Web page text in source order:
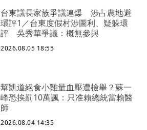
台東議長家族爭議連爆 涉占農地避
環評1／台東度假村涉圖利、疑躲環
評 吳秀華爭議：概無參與
2026.08.05 18:55
幫凱道絕食小雞量血壓遭檢舉？蘇一
峰恐挨罰10萬諷：只准賴總統當賴醫
師
2026.08.04 14:35